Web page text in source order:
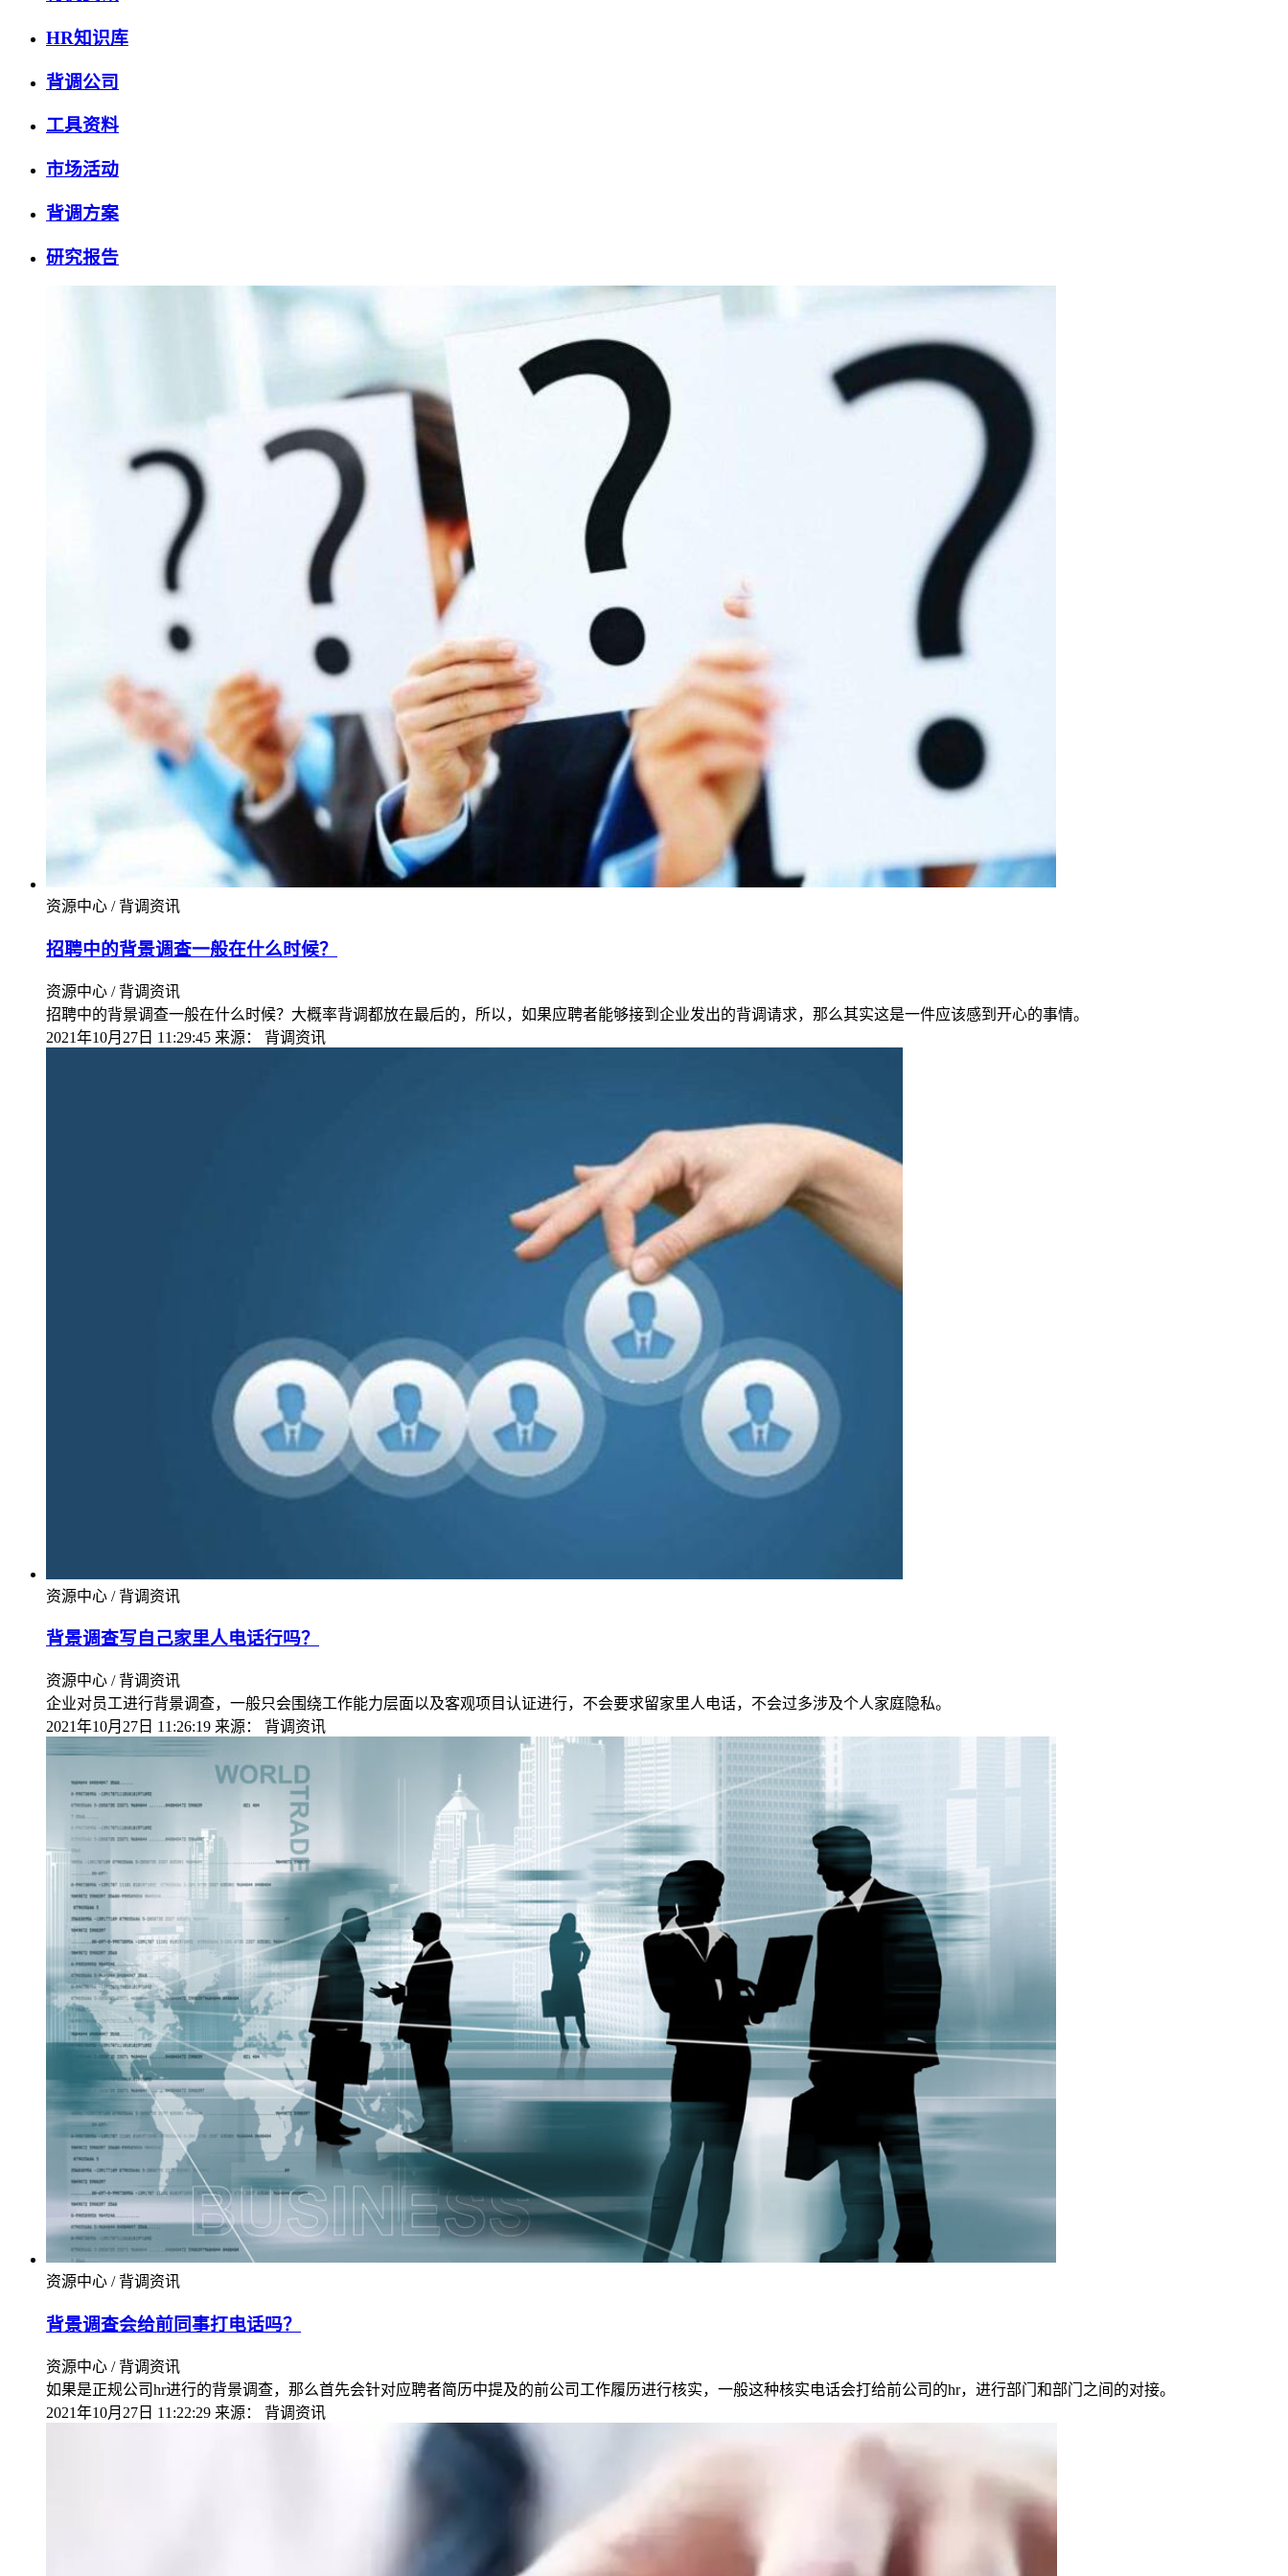
HR知识库
背调公司
工具资料
市场活动
背调方案
研究报告
资源中心 / 背调资讯
招聘中的背景调查一般在什么时候？
资源中心 / 背调资讯
招聘中的背景调查一般在什么时候？大概率背调都放在最后的，所以，如果应聘者能够接到企业发出的背调请求，那么其实这是一件应该感到开心的事情。
2021年10月27日 11:29:45 来源： 背调资讯
资源中心 / 背调资讯
背景调查写自己家里人电话行吗？
资源中心 / 背调资讯
企业对员工进行背景调查，一般只会围绕工作能力层面以及客观项目认证进行，不会要求留家里人电话，不会过多涉及个人家庭隐私。
2021年10月27日 11:26:19 来源： 背调资讯
资源中心 / 背调资讯
背景调查会给前同事打电话吗？
资源中心 / 背调资讯
如果是正规公司hr进行的背景调查，那么首先会针对应聘者简历中提及的前公司工作履历进行核实，一般这种核实电话会打给前公司的hr，进行部门和部门之间的对接。
2021年10月27日 11:22:29 来源： 背调资讯